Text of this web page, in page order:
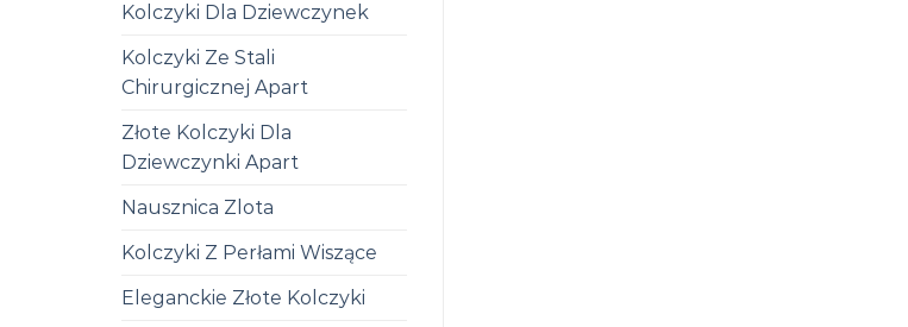
Kolczyki Dla Dziewczynek
Kolczyki Ze Stali
Chirurgicznej Apart
Złote Kolczyki Dla
Dziewczynki Apart
Nausznica Zlota
Kolczyki Z Perłami Wiszące
Eleganckie Złote Kolczyki